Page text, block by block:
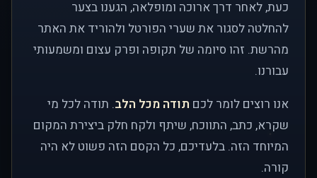
כעת, לאחר דרך ארוכה ומופלאה, הגענו בצער
להחלטה לסגור את שערי הפורטל ולהוריד את האתר
מהרשת. זהו סיומה של תקופה ופרק עצום ומשמעותי
עבורנו.
אנו רוצים לומר לכם תודה מכל הלב. תודה לכל מי
שקרא, כתב, התווכח, שיתף ולקח חלק ביצירת המקום
המיוחד הזה. בלעדיכם, כל הקסם הזה פשוט לא היה
קורה.